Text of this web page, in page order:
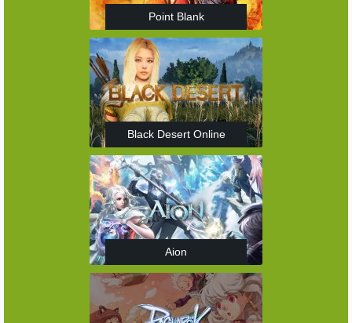
Point Blank
Black Desert Online
Aion